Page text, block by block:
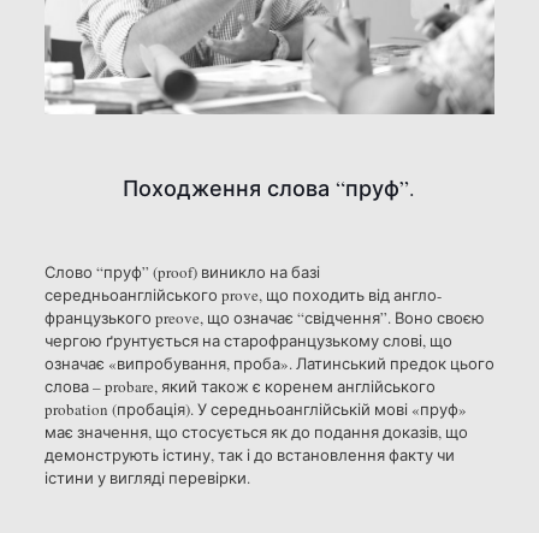
Походження слова “пруф”.
Слово “пруф” (proof) виникло на базі
середньоанглійського prove, що походить від англо-
французького preove, що означає “свідчення”. Воно своєю
чергою ґрунтується на старофранцузькому слові, що
означає «випробування, проба». Латинський предок цього
слова – probare, який також є коренем англійського
probation (пробація). У середньоанглійській мові «пруф»
має значення, що стосується як до подання доказів, що
демонструють істину, так і до встановлення факту чи
істини у вигляді перевірки.